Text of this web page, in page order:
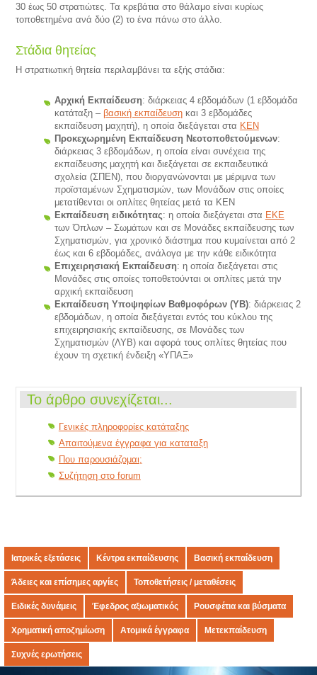
30 έως 50 στρατιώτες. Τα κρεβάτια στο θάλαμο είναι κυρίως
τοποθετημένα ανά δύο (2) το ένα πάνω στο άλλο.
Στάδια θητείας
Η στρατιωτική θητεία περιλαμβάνει τα εξής στάδια:
Αρχική Εκπαίδευση: διάρκειας 4 εβδομάδων (1 εβδομάδα
κατάταξη – βασική εκπαίδευσηκαι 3 εβδομάδες
εκπαίδευση μαχητή), η οποία διεξάγεται στα ΚΕΝ
Προκεχωρημένη Εκπαίδευση Νεοτοποθετούμενων:
διάρκειας 3 εβδομάδων, η οποία είναι συνέχεια της
εκπαίδευσης μαχητή και διεξάγεται σε εκπαιδευτικά
σχολεία (ΣΠΕΝ), που διοργανώνονται με μέριμνα των
προϊσταμένων Σχηματισμών, των Μονάδων στις οποίες
μετατίθενται οι οπλίτες θητείας μετά τα ΚΕΝ
Εκπαίδευση ειδικότητας: η οποία διεξάγεται στα ΕΚΕ
των Όπλων – Σωμάτων και σε Μονάδες εκπαίδευσης των
Σχηματισμών, για χρονικό διάστημα που κυμαίνεται από 2
έως και 6 εβδομάδες, ανάλογα με την κάθε ειδικότητα
Επιχειρησιακή Εκπαίδευση: η οποία διεξάγεται στις
Μονάδες στις οποίες τοποθετούνται οι οπλίτες μετά την
αρχική εκπαίδευση
Εκπαίδευση Υποψηφίων Βαθμοφόρων (ΥΒ): διάρκειας 2
εβδομάδων, η οποία διεξάγεται εντός του κύκλου της
επιχειρησιακής εκπαίδευσης, σε Μονάδες των
Σχηματισμών (ΛΥΒ) και αφορά τους οπλίτες θητείας που
έχουν τη σχετική ένδειξη «ΥΠΑΞ»
Το άρθρο συνεχίζεται...
Γενικές πληροφορίες κατάταξης
Απαιτούμενα έγγραφα για καταταξη
Που παρουσιάζομαι;
Συζήτηση στο forum
Ιατρικές εξετάσεις Κέντρα εκπαίδευσης Βασική εκπαίδευση
Άδειες και επίσημες αργίες Τοποθετήσεις / μεταθέσεις
Ειδικές δυνάμεις Έφεδρος αξιωματικός Ρουσφέτια και βύσματα
Χρηματική αποζημίωση Ατομικά έγγραφα Μετεκπαίδευση
Συχνές ερωτήσεις